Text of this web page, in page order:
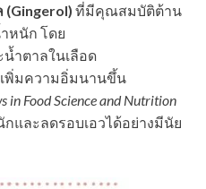
(Gingerol) ที่มีคุณสมบัติต้าน
หนัก โดย
น้ำตาลในเลือด
พิ่มความอิ่มนานขึ้น
in Food Science and Nutrition
และลดรอบเอวได้อย่างมีนัย